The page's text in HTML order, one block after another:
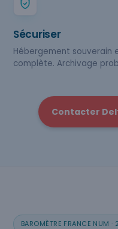
Sécuriser
Hébergement souverain
complète. Archivage
Contacter
BAROMÈTRE FRANCE NUM ·